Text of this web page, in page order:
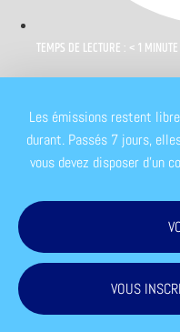
TEMPS DE LECTURE : < 1 MINUTE
Les émissions restent
durant. Passés 7 jours,
vous devez disposer d'un
VOUS